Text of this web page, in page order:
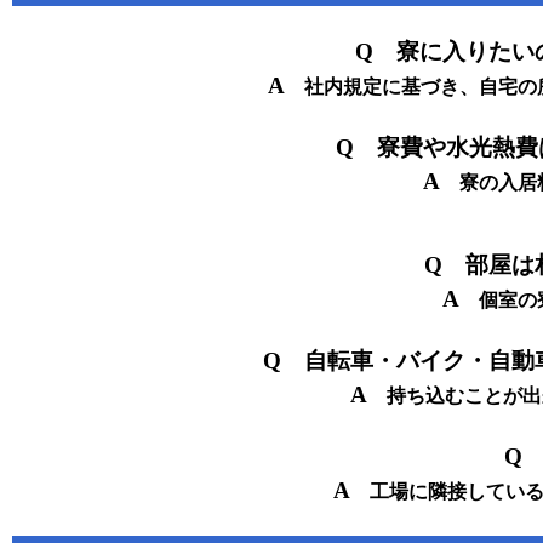
Q 寮に入りたい
A 社内規定に基づき、自宅の
Q 寮費や水光熱費
A 寮の入居
Q 部屋は
A 個室の
Q 自転車・バイク・自動
A 持ち込むことが
Q
A 工場に隣接してい